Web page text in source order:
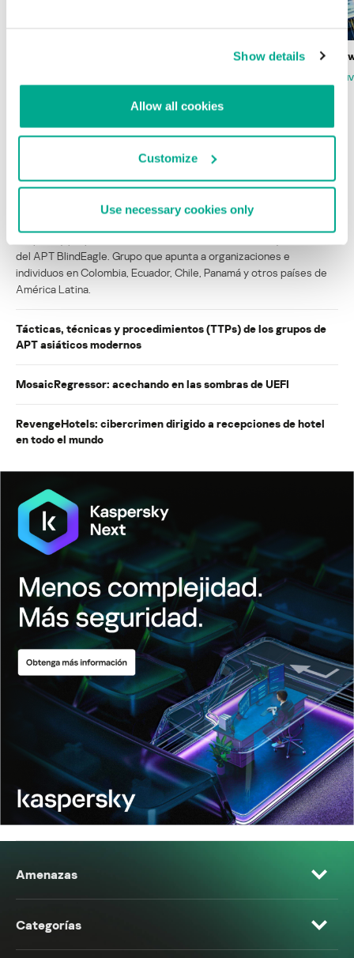
Show details
Allow all cookies
Customize
Use necessary cookies only
Estado del
MARC
INFORMES
BlindEagle vuela alto en LATAM
del APT BlindEagle. Grupo que apunta a organizaciones e
individuos en Colombia, Ecuador, Chile, Panamá y otros países de
América Latina.
Tácticas, técnicas y procedimientos (TTPs) de los grupos de
APT asiáticos modernos
MosaicRegressor: acechando en las sombras de UEFI
RevengeHotels: cibercrimen dirigido a recepciones de hotel
en todo el mundo
Amenazas
Categorías